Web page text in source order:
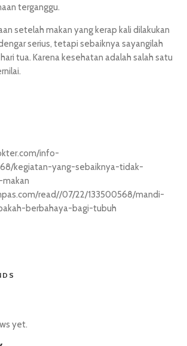
terganggu.
setelah makan yang kerap kali dilakukan
serius, tetapi sebaiknya sayangilah
tua. Karena kesehatan adalah salah satu
info-
kegiatan-yang-sebaiknya-tidak-
read//07/22/133500568/mandi-
berbahaya-bagi-tubuh
yet.